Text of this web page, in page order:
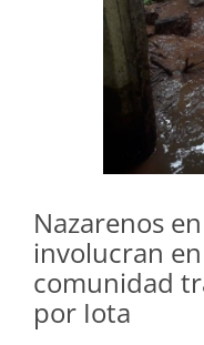
Nazarenos
involucran
comunidad
por Iota